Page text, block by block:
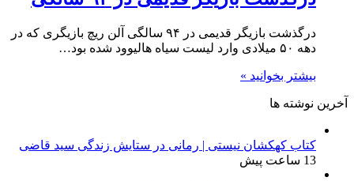
درگذشت بازیگر قدیمی در ۹۴ سالگی آلن ریچ بازیگری که در
دهه ۵۰ میلادی وارد لیست سیاه هالیوود شده بود…
بیشتر بخوانید »
آخرین نوشته ها
کتاب کهکشان نیستی | رمانی در ستایش زندگی سید قاضی
13 ساعت پیش